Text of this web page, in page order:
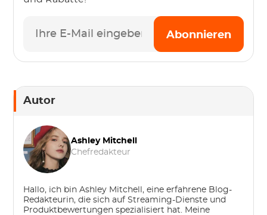
Abonnieren
Autor
Ashley Mitchell
Chefredakteur
Hallo, ich bin Ashley Mitchell, eine erfahrene Blog-
Redakteurin, die sich auf Streaming-Dienste und
Produktbewertungen spezialisiert hat. Meine